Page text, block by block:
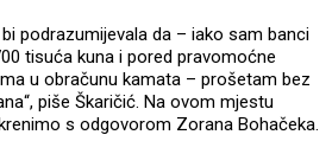
podrazumijevala da – iako sam banci
tisuća kuna i pored pravomoćne
u obračunu kamata – prošetam bez
piše Škaričić. Na ovom mjestu
s odgovorom Zorana Bohačeka.